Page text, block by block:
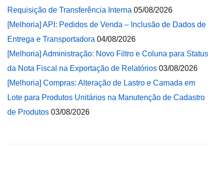
Requisição de Transferência Interna 05/08/2026
[Melhoria] API: Pedidos de Venda – Inclusão de Dados de
Entrega e Transportadora 04/08/2026
[Melhoria] Administração: Novo Filtro e Coluna para Status
da Nota Fiscal na Exportação de Relatórios 03/08/2026
[Melhoria] Compras: Alteração de Lastro e Camada em
Lote para Produtos Unitários na Manutenção de Cadastro
de Produtos 03/08/2026